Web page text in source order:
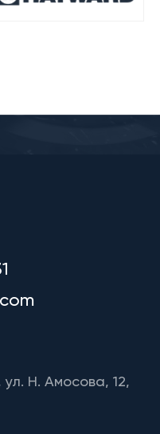
Н. Амосова, 12,